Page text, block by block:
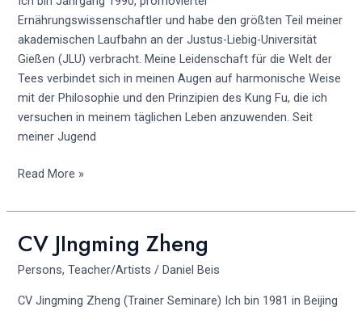
Ernährungswissenschaftler und habe den größten Teil meiner
akademischen Laufbahn an der Justus-Liebig-Universität
Gießen (JLU) verbracht. Meine Leidenschaft für die Welt der
Tees verbindet sich in meinen Augen auf harmonische Weise
mit der Philosophie und den Prinzipien des Kung Fu, die ich
versuchen in meinem täglichen Leben anzuwenden. Seit
meiner Jugend
Read More »
CV JIngming Zheng
Persons,Teacher/Artists /Daniel Beis
CV Jingming Zheng (Trainer Seminare) Ich bin 1981 in Beijing
CV
JIngming
Zheng